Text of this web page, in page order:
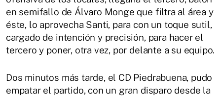
en semifallo de Álvaro Monge que filtra al área y
éste, lo aprovecha Santi, para con un toque sutil,
cargado de intención y precisión, para hacer el
tercero y poner, otra vez, por delante a su equipo.
Dos minutos más tarde, el CD Piedrabuena, pudo
empatar el partido, con un gran disparo desde la